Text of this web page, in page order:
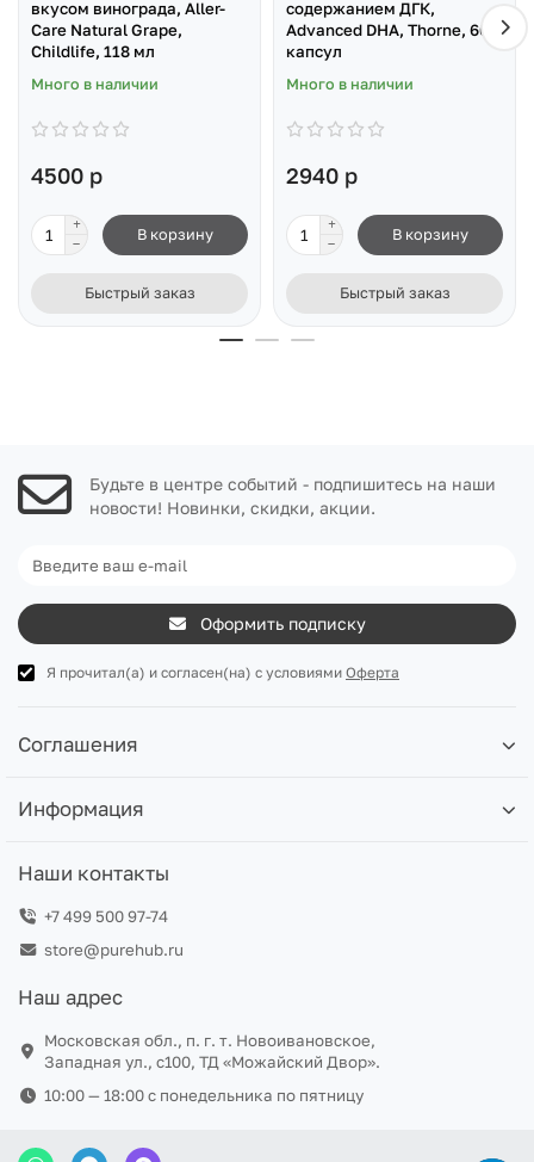
вкусом винограда, Aller-
Care Natural Grape,
Childlife, 118 мл
Много в наличии
4500 р
В корзину
Быстрый заказ
содержанием ДГК,
Advanced DHA, Thorne, 60
капсул
Много в наличии
2940 р
В корзину
Быстрый заказ
Будьте в центре событий - подпишитесь на наши
новости! Новинки, скидки, акции.
Оформить подписку
Я прочитал(а) и согласен(на) с условиями Оферта
Соглашения
Информация
Наши контакты
+7 499 500 97-74
store@purehub.ru
Наш адрес
Московская обл., п. г. т. Новоивановское,
Западная ул., с100, ТД «Можайский Двор».
10:00 — 18:00 c понедельника по пятницу